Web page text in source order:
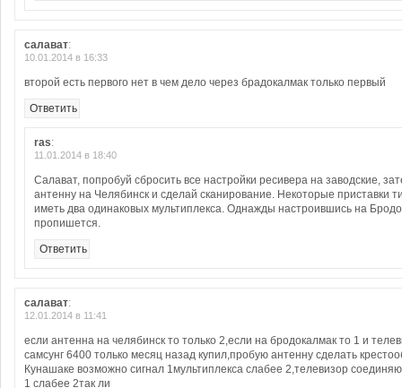
салават:
10.01.2014 в 16:33
второй есть первого нет в чем дело через брадокалмак только первый
Ответить
ras:
11.01.2014 в 18:40
Салават, попробуй сбросить все настройки ресивера на заводские,
антенну на Челябинск и сделай сканирование. Некоторые приставки
иметь два одинаковых мультиплекса. Однажды настроившись на
пропишется.
Ответить
салават:
12.01.2014 в 11:41
если антенна на челябинск то только 2,если на бродокалмак то 1 и
самсунг 6400 только месяц назад купил,пробую антенну сделать
Кунашаке возможно сигнал 1мультиплекса слабее 2,телевизор
1 слабее 2так ли